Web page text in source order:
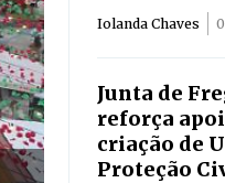
Iolanda Chaves
Junta de
reforça
criação de
Proteção